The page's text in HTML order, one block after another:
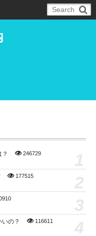
246729
177515
の？ 116611